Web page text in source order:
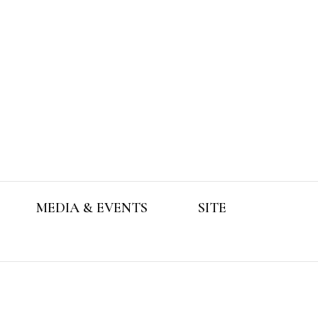
MEDIA & EVENTS
SITE